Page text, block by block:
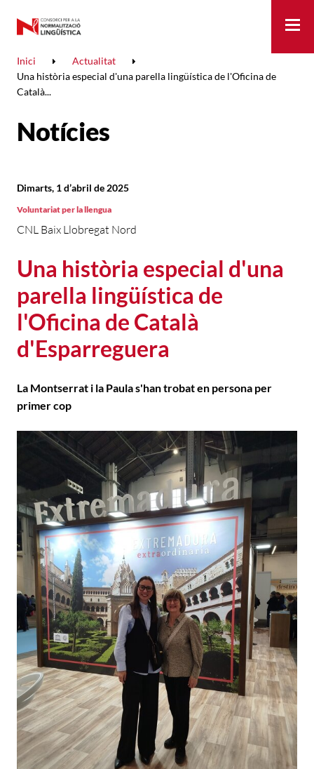
Inici
Actualitat
Una història especial d'una parella lingüística de l'Oficina de
Català...
Notícies
Una història especial d'una
parella lingüística de
l'Oficina de Català
d'Esparreguera
CNL Baix Llobregat Nord
Dimarts, 1 d’abril de 2025
Voluntariat per la llengua
La Montserrat i la Paula s'han trobat en persona per
primer cop